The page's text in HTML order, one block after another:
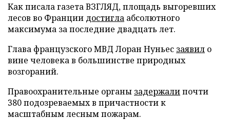
Как писала газета ВЗГЛЯД, площадь выгоревших
лесов во Франции достигла абсолютного
максимума за последние двадцать лет.
Глава французского МВД Лоран Нуньес заявил о
вине человека в большинстве природных
возгораний.
Правоохранительные органы задержалипочти
380 подозреваемых в причастности к
масштабным лесным пожарам.